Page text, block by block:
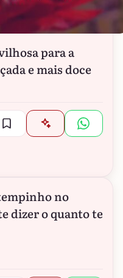
para a
e mais doce
no
dizer o quanto te